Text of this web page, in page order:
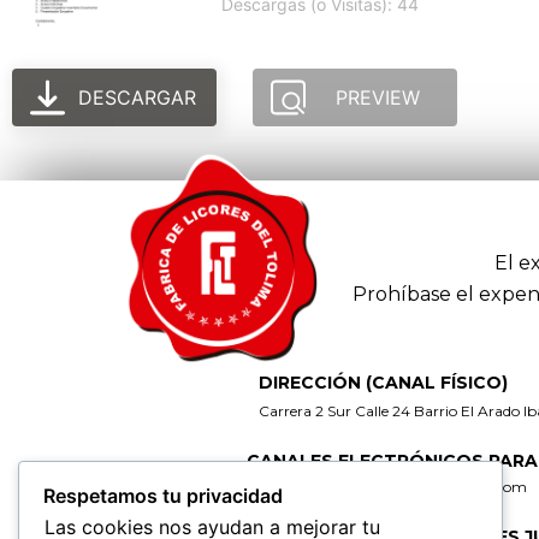
DESCARGAR PREVIEW
El
Prohíbase el
DIRECCIÓN (CANAL FÍSICO)
Carrera 2 Sur Calle 24 Barrio El Arado
CANALES ELECTRÓNICOS
gerencia@fabricadelicoresdeltolima.com
Respetamos tu privacidad
Las cookies nos ayudan a mejorar tu